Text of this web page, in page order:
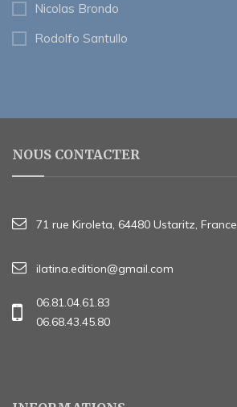
Nicolas Brondo
Rodolfo Santullo
NOUS CONTACTER
71 rue Kiroleta, 64480 Ustaritz, France
ilatina.edition@gmail.com
06.81.04.61.83
06.68.43.45.80